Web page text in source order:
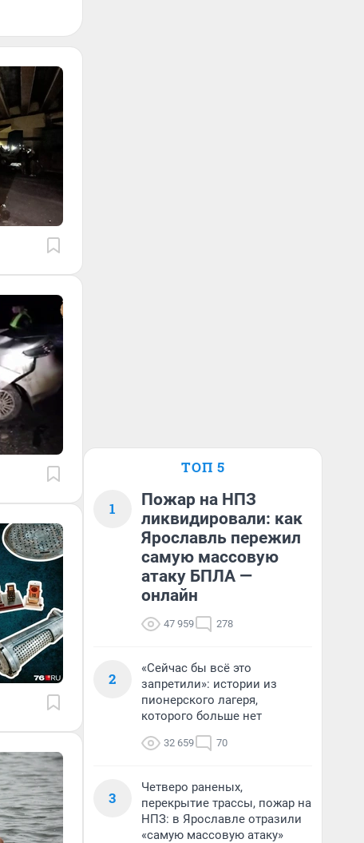
ТОП 5
1
Пожар на НПЗ
ликвидировали: как
Ярославль пережил
самую массовую
атаку БПЛА —
онлайн
47 959 278
2
«Сейчас бы всё это
запретили»: истории из
пионерского лагеря,
которого больше нет
32 659 70
3
Четверо раненых,
перекрытие трассы, пожар на
НПЗ: в Ярославле отразили
«самую массовую атаку»